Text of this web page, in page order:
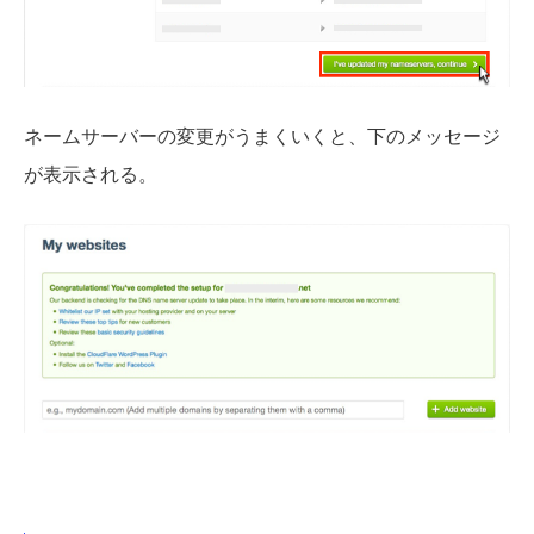
ネームサーバーの変更がうまくいくと、下のメッセージ
が表示される。